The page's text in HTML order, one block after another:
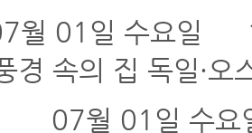
월 01일 수요일
경 속의 집 독일·
07월 01일 수요